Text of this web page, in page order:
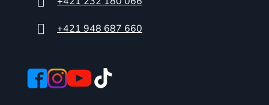
+421 948 687 660